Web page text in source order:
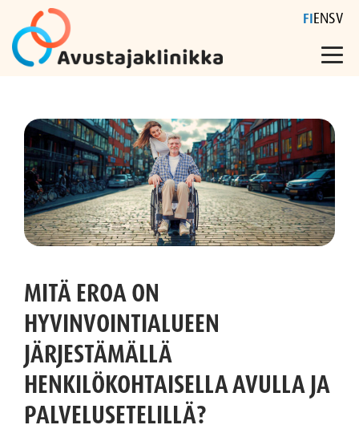
content
FIENSV
MITÄ EROA ON
HYVINVOINTIALUEEN
JÄRJESTÄMÄLLÄ
HENKILÖKOHTAISELLA AVULLA JA
PALVELUSETELILLÄ?